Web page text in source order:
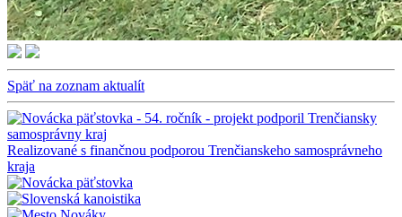
Späť na zoznam aktualít
Realizované s finančnou podporou Trenčianskeho samosprávneho
kraja